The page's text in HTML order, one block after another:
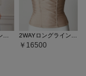
16500